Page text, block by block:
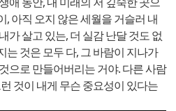
, 아직 오지 않은 세월을 거슬러 내
가 살고 있는, 더 실감 난달 것도 없
는 것은 모두 다, 그 바람이 지나가
으로 만들어버리는 거야. 다른 사람
것이 내게 무슨 중요성이 있다는